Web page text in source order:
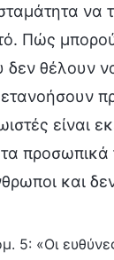
να
Πώς
δεν θέλουν
είναι
προσωπικά
και
5: «Οι